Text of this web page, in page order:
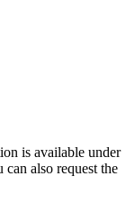
is available under
also request the